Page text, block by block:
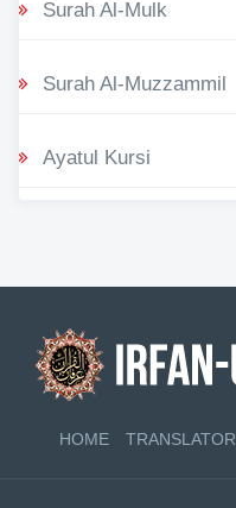
Surah Al-Mulk
Surah Al-Muzzammil
Ayatul Kursi
HOME TRANSLATOR